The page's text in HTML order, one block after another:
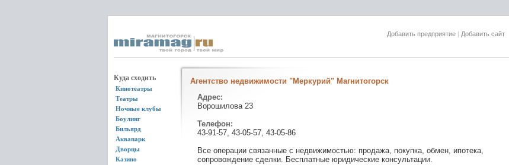
Добавить предприятие | Добавить сайт
Куда сходить
Кинотеатры
Театры
Ночные клубы
Боулинг
Бильярд
Аквапарк
Дворцы
Казино
Агентство недвижимости "Меркурий" Магнитогорск
Адрес:
Ворошилова 23
Телефон:
43-91-57, 43-05-57, 43-05-86
Все операции связанные с недвижимостью: продажа, покупка, обмен, ипотека,
сопровождение сделки. Бесплатные юридические консультации.